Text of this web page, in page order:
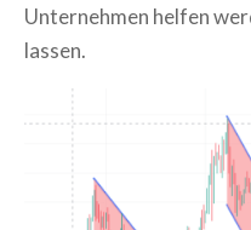
Unternehmen helfen
lassen.